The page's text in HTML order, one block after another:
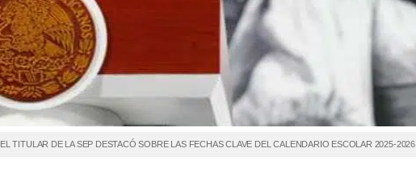
EL TITULAR DE LA SEP DESTACÓ SOBRE LAS FECHAS CLAVE DEL CALENDARIO ESCOLAR 2025-2026